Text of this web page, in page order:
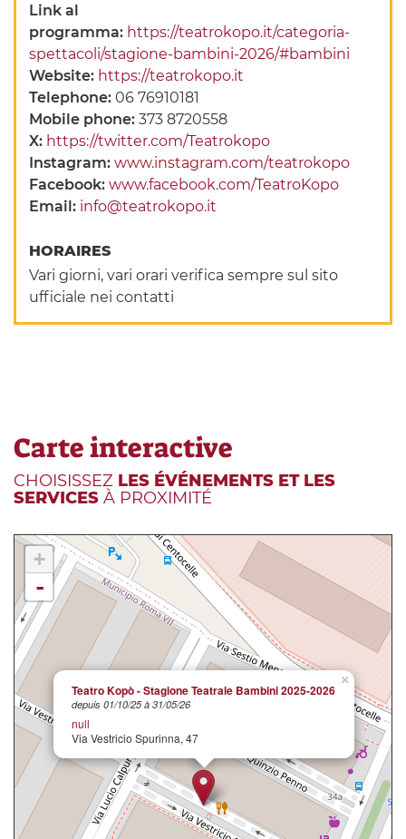
Link al
programma: https://teatrokopo.it/categoria-
spettacoli/stagione-bambini-2026/#bambini
Website: https://teatrokopo.it
Telephone:06 76910181
Mobile phone:373 8720558
X: https://twitter.com/Teatrokopo
Instagram:www.instagram.com/teatrokopo
Facebook:www.facebook.com/TeatroKopo
Email: info@teatrokopo.it
HORAIRES
Vari giorni, vari orari verifica sempre sul sito
ufficiale nei contatti
Carte interactive
CHOISISSEZ LES ÉVÉNEMENTS ET LES
SERVICES À PROXIMITÉ
×
Teatro Kopò - Stagione Teatrale Bambini 2025-2026
depuis 01/10/25 à 31/05/26
null
Via Vestricio Spurinna, 47
+
-